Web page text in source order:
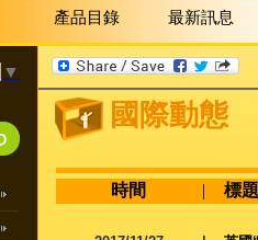
產品目錄 最新訊息
▼
國際動態
時間 | 標題